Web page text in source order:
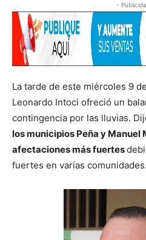
-
La tarde de este miércoles 9
Leonardo Intoci ofreció un
contingencia por las lluvias.
los municipios Peña y Manuel
afectaciones más fuertes
fuertes en varias comunidades.